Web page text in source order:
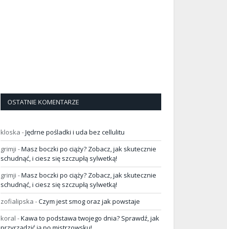
OSTATNIE KOMENTARZE
kloska -Jędrne pośladki i uda bez cellulitu
grimji -Masz boczki po ciąży? Zobacz, jak skutecznie
schudnąć, i ciesz się szczupłą sylwetką!
grimji -Masz boczki po ciąży? Zobacz, jak skutecznie
schudnąć, i ciesz się szczupłą sylwetką!
zofialipska -Czym jest smog oraz jak powstaje
koral -Kawa to podstawa twojego dnia? Sprawdź, jak